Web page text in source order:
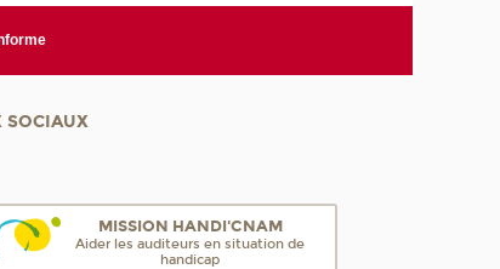
SOCIAUX
MISSION HANDI'CNAM
Aider les auditeurs en situation de
handicap